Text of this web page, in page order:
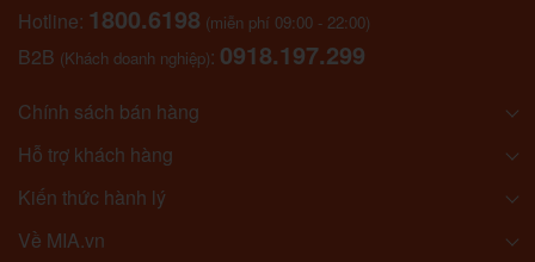
Hotline: 1800.6198 (miễn phí 09:00 - 22:00)
B2B (Khách doanh nghiệp): 0918.197.299
Chính sách bán hàng
Hỗ trợ khách hàng
Kiến thức hành lý
Về MIA.vn